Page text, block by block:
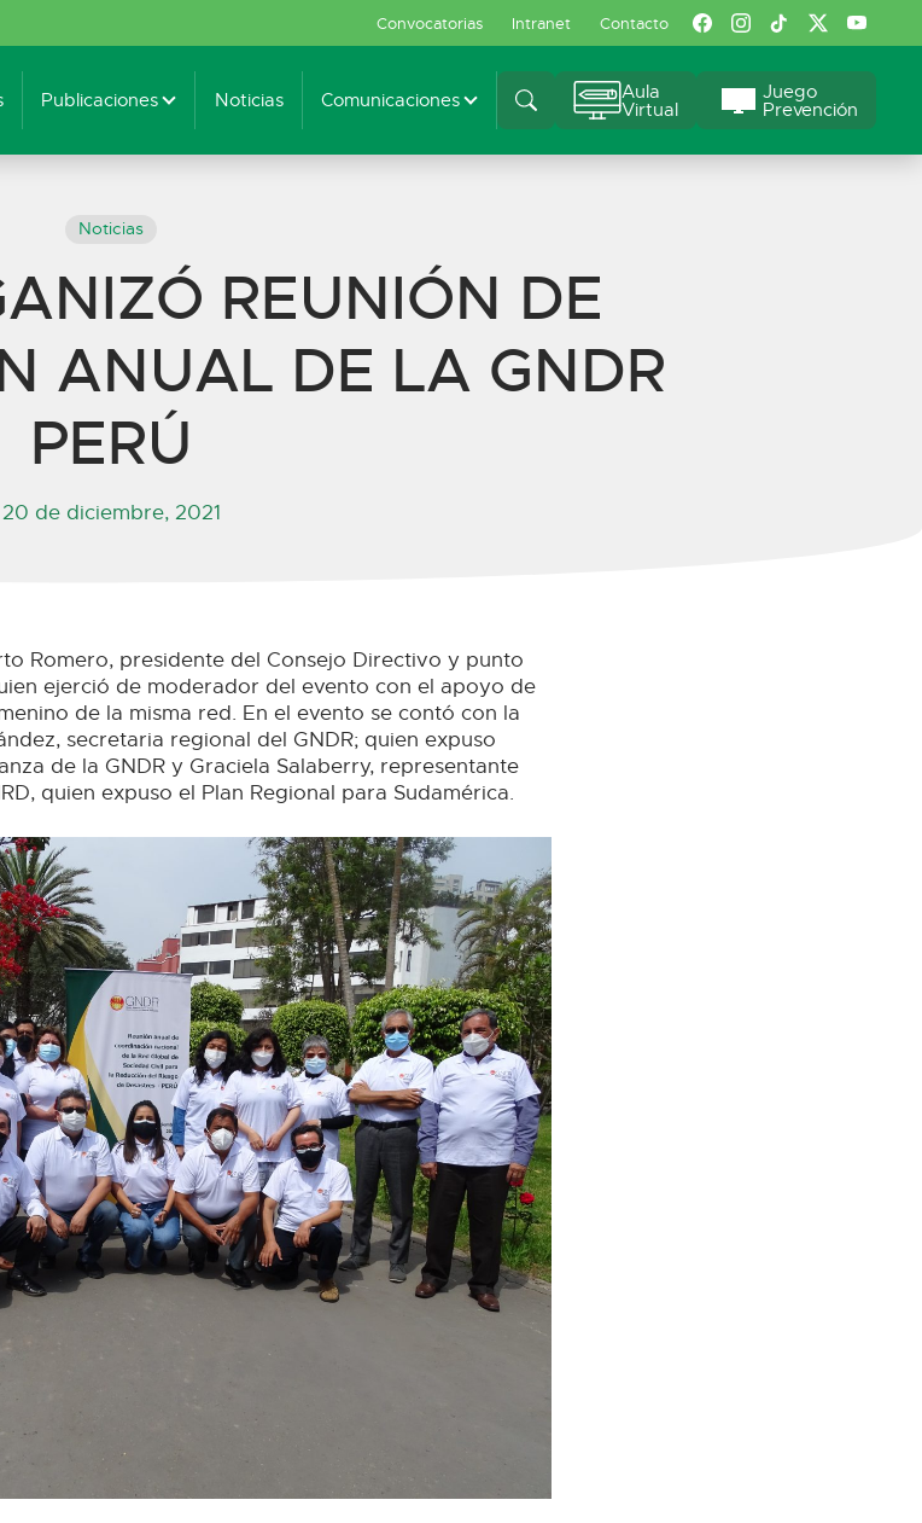
Convocatorias Intranet Contacto
Publicaciones Noticias Comunicaciones Aula
Virtual
Juego
Prevención
Noticias
REUNIÓN DE
ANUAL DE LA GNDR
PERÚ
20 de diciembre, 2021
Romero, presidente del Consejo Directivo y punto
ejerció de moderador del evento con el apoyo de
de la misma red. En el evento se contó con la
secretaria regional del GNDR; quien expuso
de la GNDR y Graciela Salaberry, representante
quien expuso el Plan Regional para Sudamérica.